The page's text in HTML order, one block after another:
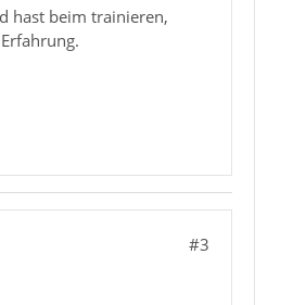
hast beim trainieren,
#3